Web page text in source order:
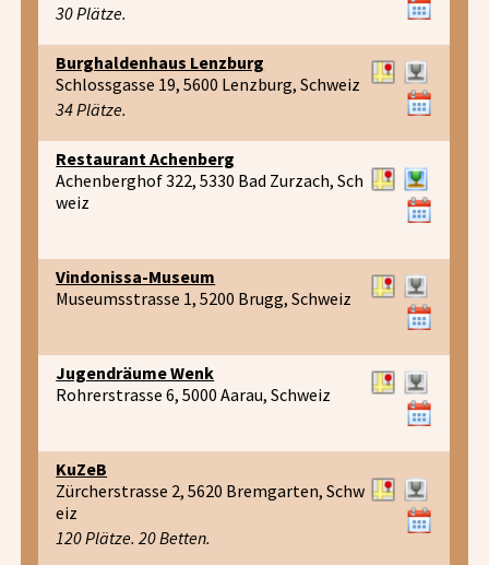
30 Plätze.
Burghaldenhaus Lenzburg
Schlossgasse 19, 5600 Lenzburg, Schweiz
34 Plätze.
Restaurant Achenberg
Achenberghof 322, 5330 Bad Zurzach, Sch
weiz
Vindonissa-Museum
Museumsstrasse 1, 5200 Brugg, Schweiz
Jugendräume Wenk
Rohrerstrasse 6, 5000 Aarau, Schweiz
KuZeB
Zürcherstrasse 2, 5620 Bremgarten, Schw
eiz
120 Plätze. 20 Betten.